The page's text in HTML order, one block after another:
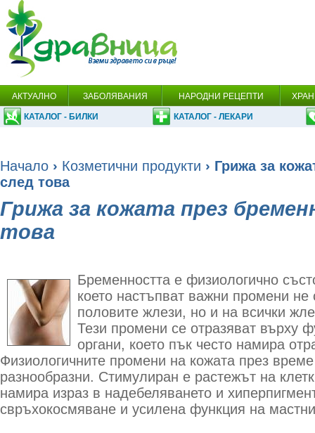
АКТУАЛНО ЗАБОЛЯВАНИЯ НАРОДНИ РЕЦЕПТИ
КАТАЛОГ - БИЛКИ КАТАЛОГ - ЛЕКАРИ
Начало › Козметични продукти › Грижа за
след това
Грижа за кожата през
това
Бременността е физиологично
което настъпват важни промени
половите жлези, но и на всички
Тези промени се отразяват върху
органи, което пък често намира
Физиологичните промени на кожата през
разнообразни. Стимулиран е растежът на
намира израз в надебеляването и
свръхокосмяване и усилена функция на